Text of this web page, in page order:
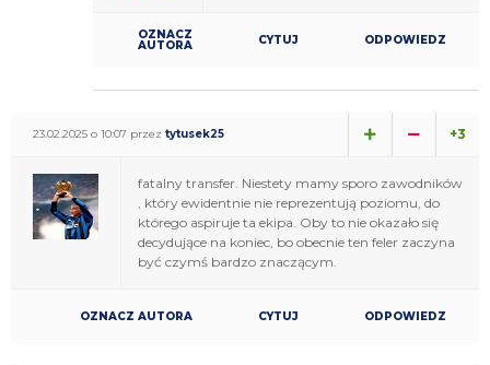
OZNACZ
AUTORA CYTUJ ODPOWIEDZ
23.02.2025 o 10:07 przez tytusek25 +3
fatalny transfer. Niestety mamy sporo zawodników
, który ewidentnie nie reprezentują poziomu, do
którego aspiruje ta ekipa. Oby to nie okazało się
decydujące na koniec, bo obecnie ten feler zaczyna
być czymś bardzo znaczącym.
OZNACZ AUTORA CYTUJ ODPOWIEDZ